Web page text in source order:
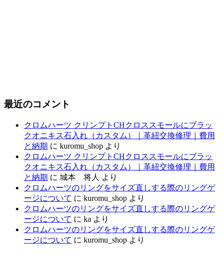
最近のコメント
クロムハーツ クリンプトCHクロススモールにブラッ
クオニキス石入れ（カスタム）｜革紐交換修理｜費用
と納期 に kuromu_shop より
クロムハーツ クリンプトCHクロススモールにブラッ
クオニキス石入れ（カスタム）｜革紐交換修理｜費用
と納期 に 城本 将人 より
クロムハーツのリングをサイズ直しする際のリングゲ
ージについて に kuromu_shop より
クロムハーツのリングをサイズ直しする際のリングゲ
ージについて に ka より
クロムハーツのリングをサイズ直しする際のリングゲ
ージについて に kuromu_shop より